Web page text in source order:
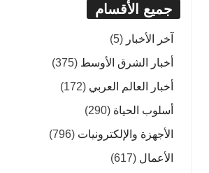
جميع الأقسام
آخر الأخبار (5)
أخبار الشرق الأوسط (375)
أخبار العالم العربي (172)
أسلوب الحياة (290)
الأجهزة والإلكترونيات (796)
الأعمال (617)